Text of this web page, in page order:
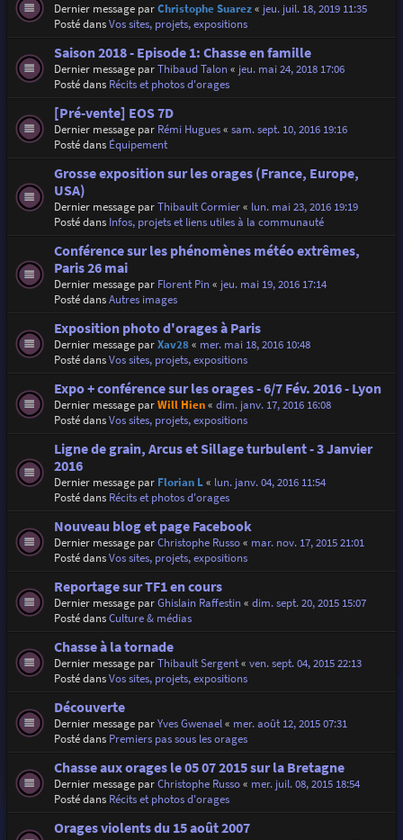
Dernier message parChristophe Suarez« jeu. juil. 18, 2019 11:35
Posté dansVos sites, projets, expositions
Saison 2018 - Episode 1: Chasse en famille
Dernier message parThibaud Talon« jeu. mai 24, 2018 17:06
Posté dans Récits et photos d'orages
[Pré-vente] EOS 7D
Dernier message par Rémi Hugues« sam. sept. 10, 2016 19:16
Posté dans Équipement
Grosse exposition sur les orages (France, Europe,
USA)
Dernier message parThibault Cormier« lun. mai 23, 2016 19:19
Posté dans Infos, projets et liens utiles à la communauté
Conférence sur les phénomènes météo extrêmes,
Paris 26 mai
Dernier message par Florent Pin« jeu. mai 19, 2016 17:14
Posté dansAutres images
Exposition photo d'orages à Paris
Dernier message parXav28« mer. mai 18, 2016 10:48
Posté dansVos sites, projets, expositions
Expo + conférence sur les orages - 6/7 Fév. 2016 - Lyon
Dernier message parWill Hien« dim. janv. 17, 2016 16:08
Posté dansVos sites, projets, expositions
Ligne de grain, Arcus et Sillage turbulent - 3 Janvier
2016
Dernier message par Florian L« lun. janv. 04, 2016 11:54
Posté dans Récits et photos d'orages
Nouveau blog et page Facebook
Dernier message parChristophe Russo« mar. nov. 17, 2015 21:01
Posté dansVos sites, projets, expositions
Reportage sur TF1 en cours
Dernier message parGhislain Raffestin« dim. sept. 20, 2015 15:07
Posté dansCulture & médias
Chasse à la tornade
Dernier message parThibault Sergent« ven. sept. 04, 2015 22:13
Posté dansVos sites, projets, expositions
Découverte
Dernier message parYves Gwenael« mer. août 12, 2015 07:31
Posté dans Premiers pas sous les orages
Chasse aux orages le 05 07 2015 sur la Bretagne
Dernier message parChristophe Russo« mer. juil. 08, 2015 18:54
Posté dans Récits et photos d'orages
Orages violents du 15 août 2007